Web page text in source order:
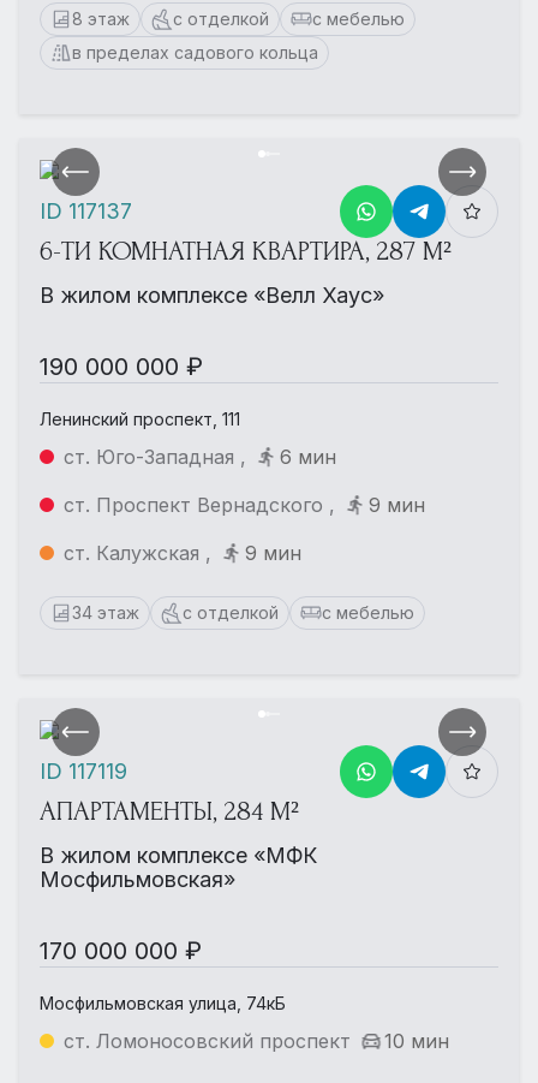
8 этаж с отделкой
с мебелью
в пределах садового кольца
6-ТИ КОМНАТНАЯ КВАРТИРА, 287 М²
В жилом комплексе «Велл Хаус»
190 000 000 ₽
Ленинский проспект, 111
ст. Юго-Западная ,
6 мин
ст. Проспект Вернадского ,
9 мин
ст. Калужская ,
9 мин
34 этаж с отделкой с мебелью
ID 117137
АПАРТАМЕНТЫ, 284 М²
В жилом комплексе «МФК
Мосфильмовская»
170 000 000 ₽
Мосфильмовская улица, 74кБ
ст. Ломоносовский проспект 10 мин
ID 117119